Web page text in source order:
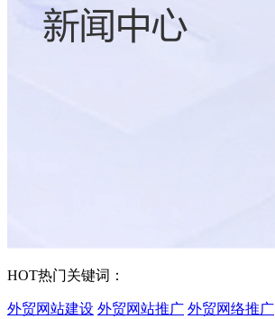
HOT热门关键词：
外贸网站建设 外贸网站推广 外贸网络推广